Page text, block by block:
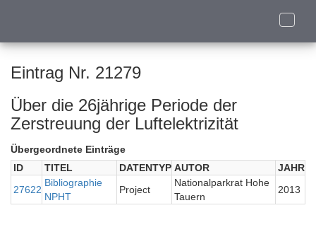
Toggle
Eintrag Nr. 21279
Über die 26jährige Periode der
Zerstreuung der Luftelektrizität
Übergeordnete Einträge
ID
TITEL DATENTYP AUTOR
JAHR
27622
Bibliographie
NPHT
Project
Nationalparkrat Hohe
Tauern
2013